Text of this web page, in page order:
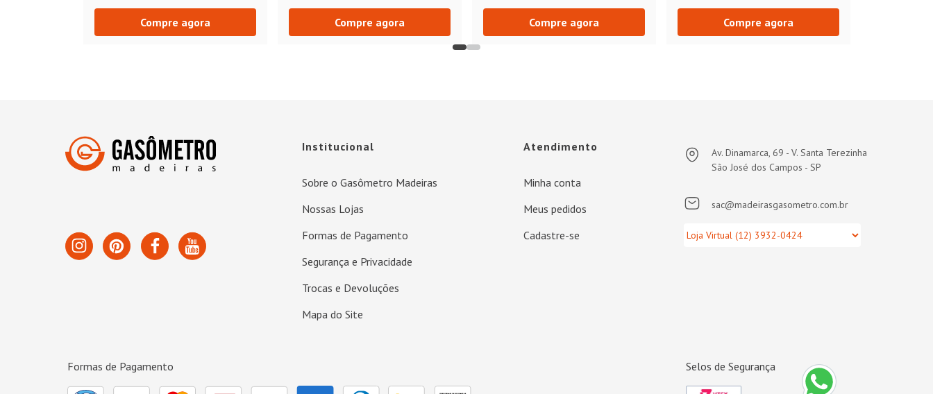
Compre agora Compre agora Compre agora Compre agora
Institucional
Sobre o Gasômetro Madeiras
Nossas Lojas
Formas de Pagamento
Segurança e Privacidade
Trocas e Devoluções
Mapa do Site
Atendimento
Minha conta
Meus pedidos
Cadastre-se
Av. Dinamarca, 69 - V. Santa Terezinha
São José dos Campos - SP
sac@madeirasgasometro.com.br
Formas de Pagamento Selos de Segurança